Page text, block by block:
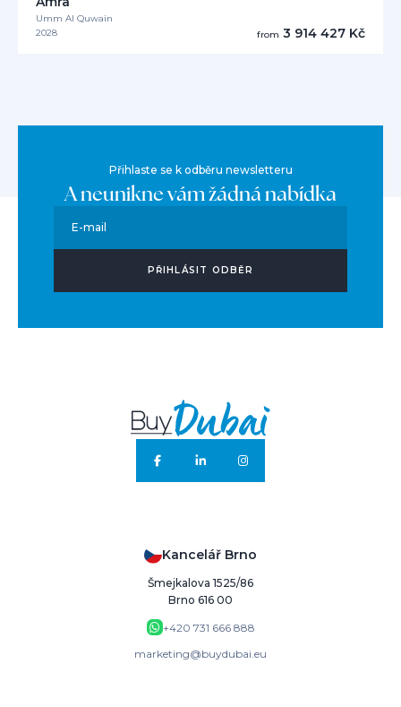
Umm Al Quwain
2028
from 3 914 427 Kč
Přihlaste se k odběru newsletteru
A neunikne vám žádná nabídka
E-mail
PŘIHLÁSIT ODBĚR
Kancelář Brno
Šmejkalova 1525/86
Brno 616 00
+420 731 666 888
marketing@buydubai.eu